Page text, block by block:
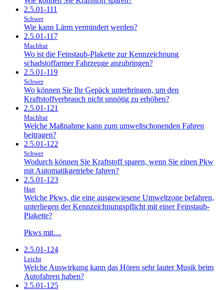
2.5.01-111
Schwer
Wie kann Lärm vermindert werden?
2.5.01-117
Machbar
Wo ist die Feinstaub-Plakette zur Kennzeichnung
schadstoffarmer Fahrzeuge anzubringen?
2.5.01-119
Schwer
Wo können Sie Ihr Gepäck unterbringen, um den
Kraftstoffverbrauch nicht unnötig zu erhöhen?
2.5.01-121
Machbar
Welche Maßnahme kann zum umweltschonenden Fahren
beitragen?
2.5.01-122
Schwer
Wodurch können Sie Kraftstoff sparen, wenn Sie einen Pkw
mit Automatikgetriebe fahren?
2.5.01-123
Hart
Welche Pkws, die eine ausgewiesene Umweltzone befahren,
unterliegen der Kennzeichnungspflicht mit einer Feinstaub-
Plakette?
Pkws mit…
2.5.01-124
Leicht
Welche Auswirkung kann das Hören sehr lauter Musik beim
Autofahren haben?
2.5.01-125